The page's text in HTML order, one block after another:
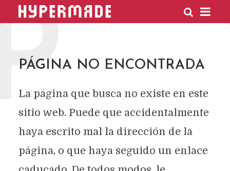
HYPERMADE
PÁGINA NO ENCONTRADA
La página que busca no existe en este
sitio web. Puede que accidentalmente
haya escrito mal la dirección de la
página, o que haya seguido un enlace